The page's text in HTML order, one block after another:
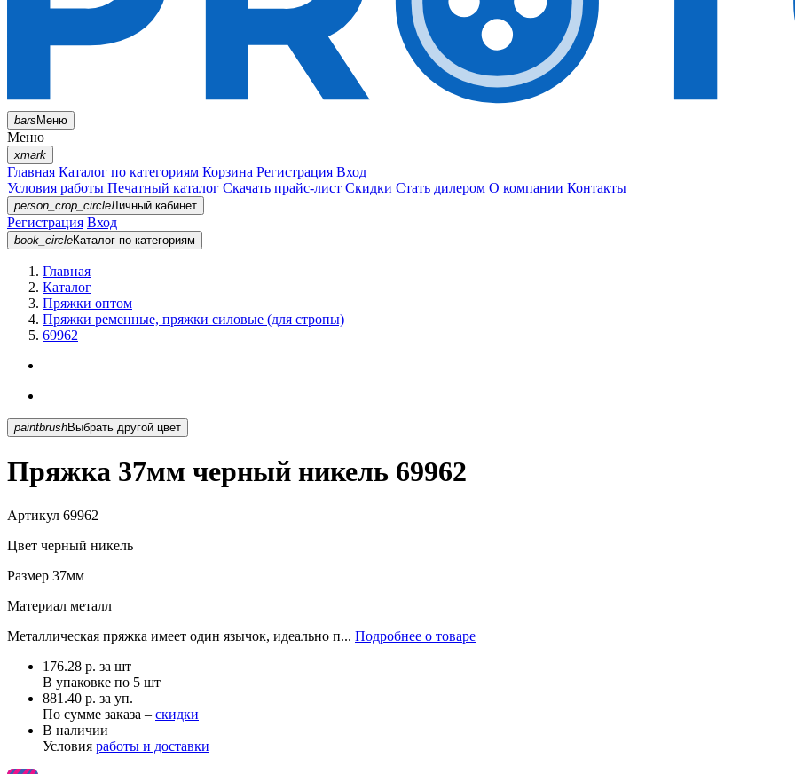
barsМеню
Меню
xmark
Главная Каталог по категориям Корзина Регистрация Вход
Условия работы Печатный каталог Скачать прайс-лист Скидки Стать дилером О компании Контакты
person_crop_circleЛичный кабинет
Регистрация Вход
book_circleКаталог по категориям
Главная
Каталог
Пряжки оптом
Пряжки ременные, пряжки силовые (для стропы)
69962
paintbrush Выбрать другой цвет
Пряжка 37мм черный никель 69962
Артикул 69962
Цвет черный никель
Размер 37мм
Материал металл
Металлическая пряжка имеет один язычок, идеально п... Подробнее о товаре
176.28 р. за шт
В упаковке по 5 шт
881.40 р. за уп.
По сумме заказа – скидки
В наличии
Условия работы и доставки